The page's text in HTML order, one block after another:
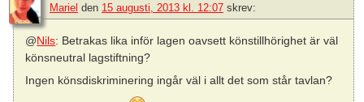
Mariel den 15 augusti, 2013 kl. 12:07 skrev:
@Nils: Betrakas lika inför lagen oavsett könstillhörighet är väl
könsneutral lagstiftning?
Ingen könsdiskriminering ingår väl i allt det som står tavlan?